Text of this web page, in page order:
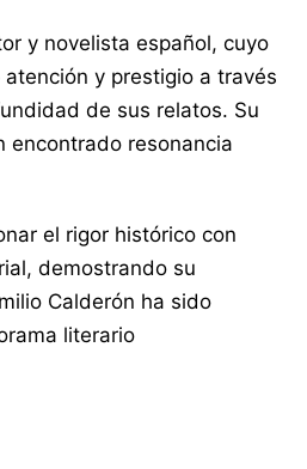
y novelista español, cuyo
y prestigio a través
de sus relatos. Su
encontrado resonancia
el rigor histórico con
demostrando su
Calderón ha sido
literario